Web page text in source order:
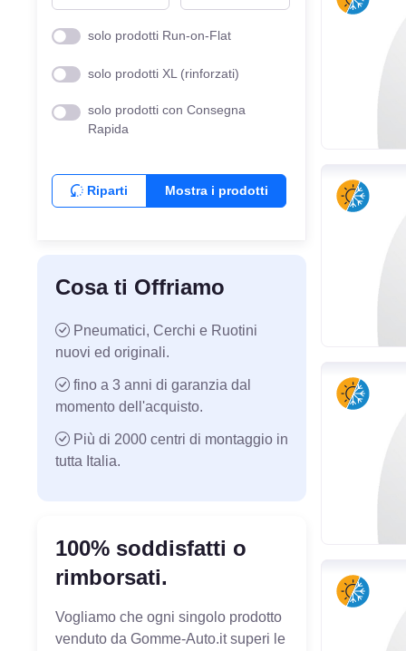
solo prodotti Run-on-Flat
solo prodotti XL (rinforzati)
solo prodotti con Consegna
Rapida
Riparti Mostra i prodotti
Cosa ti Offriamo
Pneumatici, Cerchi e Ruotini
nuovi ed originali.
fino a 3 anni di garanzia dal
momento dell'acquisto.
Più di 2000 centri di montaggio in
tutta Italia.
100% soddisfatti o
rimborsati.
Vogliamo che ogni singolo prodotto
venduto da Gomme-Auto.it superi le